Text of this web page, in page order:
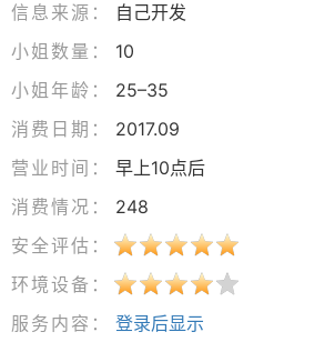
信息来源：
自己开发
小姐数量：
10
小姐年龄：
25–35
消费日期：
2017.09
营业时间：
早上10点后
消费情况：
248
安全评估：
环境设备：
服务内容：
登录后显示